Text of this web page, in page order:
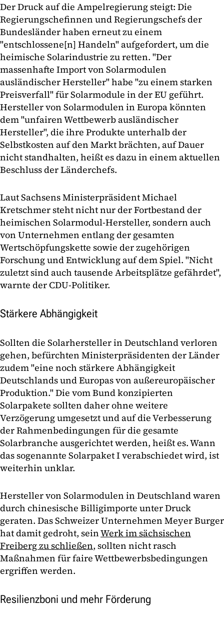
Der Druck auf die Ampelregierung steigt: Die
Regierungschefinnen und Regierungschefs der
Bundesländer haben erneut zu einem
"entschlossene[n] Handeln" aufgefordert, um die
heimische Solarindustrie zu retten. "Der
massenhafte Import von Solarmodulen
ausländischer Hersteller" habe "zu einem starken
Preisverfall" für Solarmodule in der EU geführt.
Hersteller von Solarmodulen in Europa könnten
dem "unfairen Wettbewerb ausländischer
Hersteller", die ihre Produkte unterhalb der
Selbstkosten auf den Markt brächten, auf Dauer
nicht standhalten, heißt es dazu in einem aktuellen
Beschluss der Länderchefs.
Laut Sachsens Ministerpräsident Michael
Kretschmer steht nicht nur der Fortbestand der
heimischen Solarmodul-Hersteller, sondern auch
von Unternehmen entlang der gesamten
Wertschöpfungskette sowie der zugehörigen
Forschung und Entwicklung auf dem Spiel. "Nicht
zuletzt sind auch tausende Arbeitsplätze gefährdet",
warnte der CDU-Politiker.
Stärkere Abhängigkeit
Sollten die Solarhersteller in Deutschland verloren
gehen, befürchten Ministerpräsidenten der Länder
zudem "eine noch stärkere Abhängigkeit
Deutschlands und Europas von außereuropäischer
Produktion." Die vom Bund konzipierten
Solarpakete sollten daher ohne weitere
Verzögerung umgesetzt und auf die Verbesserung
der Rahmenbedingungen für die gesamte
Solarbranche ausgerichtet werden, heißt es. Wann
das sogenannte Solarpaket I verabschiedet wird, ist
weiterhin unklar.
Hersteller von Solarmodulen in Deutschland waren
durch chinesische Billigimporte unter Druck
geraten. Das Schweizer Unternehmen Meyer Burger
hat damit gedroht, seinWerk im sächsischen
Freiberg zu schließen, sollten nicht rasch
Maßnahmen für faire Wettbewerbsbedingungen
ergriffen werden.
Resilienzboni und mehr Förderung